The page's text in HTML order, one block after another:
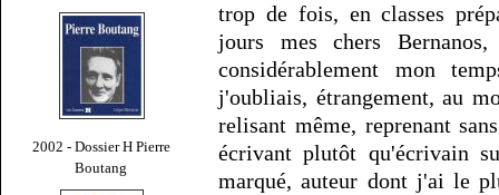
2002 - Dossier H Pierre
Boutang
trop de fois, en classes
jours mes chers
considérablement mon
j'oubliais, étrangement, au
relisant même, reprenant
écrivant plutôt qu'écrivain
marqué, auteur dont j'ai le